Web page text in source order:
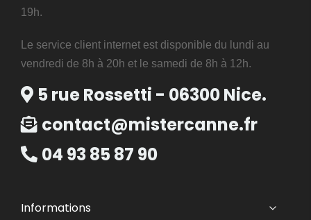
19h.
Le service client internet est disponible du lundi au
vendredi de 8h à 20h et le samedi de 8h à 12h.
5 rue Rossetti - 06300 Nice.
contact@mistercanne.fr
04 93 85 87 90
Informations